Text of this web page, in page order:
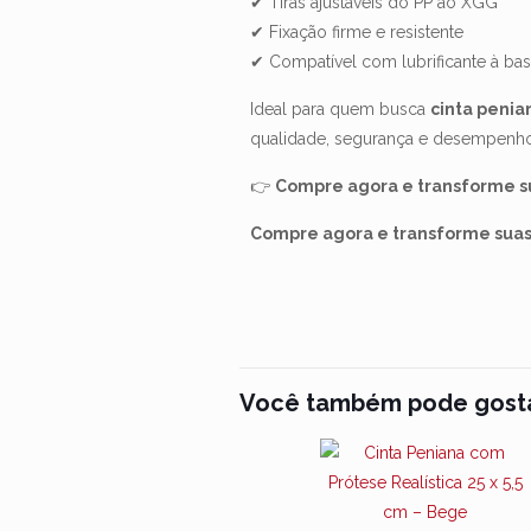
✔ Fixação firme e resistente
✔ Compatível com lubrificante à
Ideal para quem busca cinta
qualidade, segurança e
👉 Compre agora e transforme
Compre agora e transforme
Real Peter Ideal é uma prótese
centímetros de comprimento e 5
Não há
Seja
Você também pode